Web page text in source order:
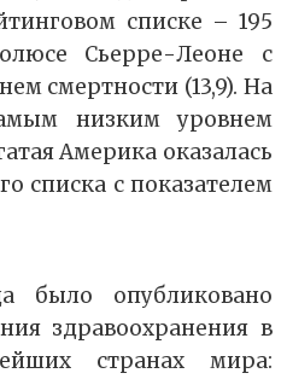
списке – 195
Сьерре-Леоне с
смертности (13,9). На
низким уровнем
Америка оказалась
списка с показателем
было опубликовано
здравоохранения в
странах мира: